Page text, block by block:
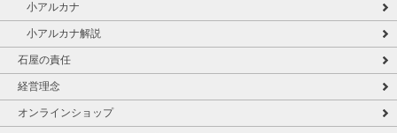
小アルカナ
小アルカナ解説
石屋の責任
経営理念
オンラインショップ